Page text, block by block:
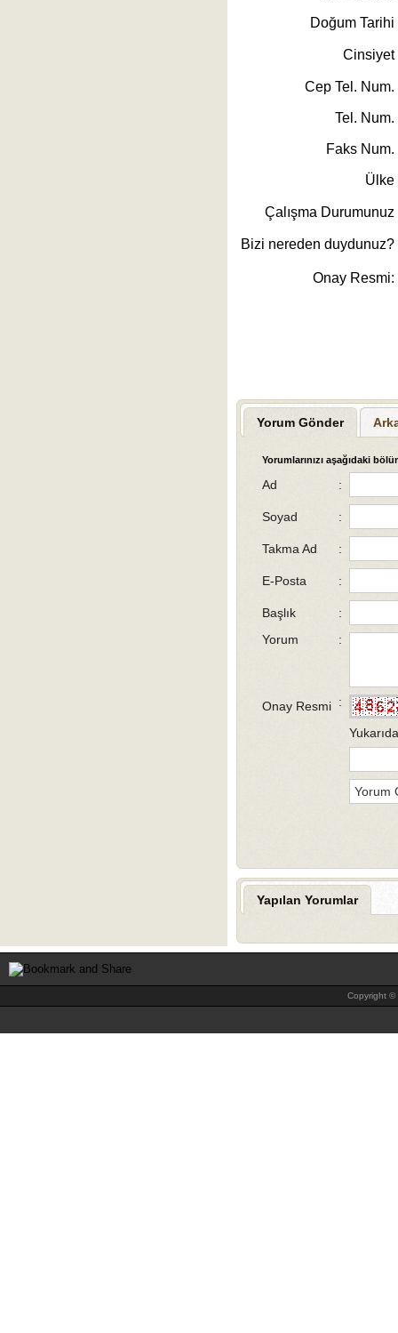
Doğum Tarihi
Cinsiyet
Cep Tel. Num.
Tel. Num.
Faks Num.
Ülke
Çalışma Durumunuz
Bizi nereden duydunuz?
Onay Resmi:
Yorum Gönder
Yorumlarınızı aşağıdaki
Ad :
Soyad :
Takma Ad :
E-Posta :
Başlık
:
Yorum
:
Onay Resmi :
Yapılan Yorumlar
Copyright ©